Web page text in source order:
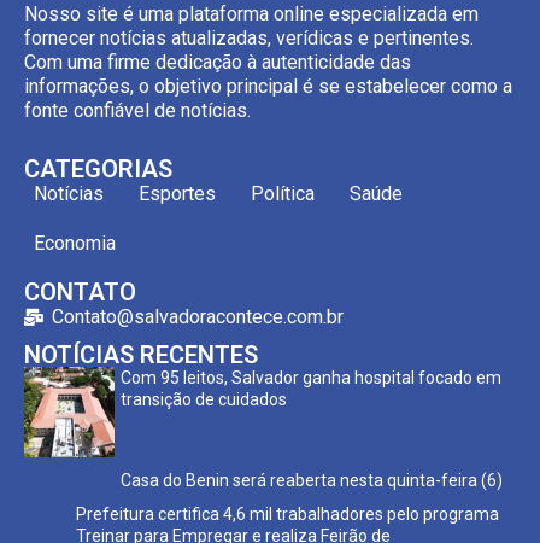
Nosso site é uma plataforma online especializada em
fornecer notícias atualizadas, verídicas e pertinentes.
Com uma firme dedicação à autenticidade das
informações, o objetivo principal é se estabelecer como a
fonte confiável de notícias.
CATEGORIAS
Notícias Esportes Política Saúde
Economia
CONTATO
Contato@salvadoracontece.com.br
NOTÍCIAS RECENTES
Com 95 leitos, Salvador ganha hospital focado em
transição de cuidados
Casa do Benin será reaberta nesta quinta-feira (6)
Prefeitura certifica 4,6 mil trabalhadores pelo programa
Treinar para Empregar e realiza Feirão de